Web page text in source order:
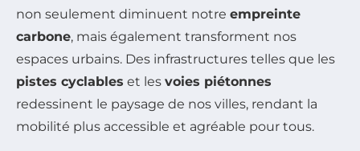
non seulement diminuent notre empreinte
carbone, mais également transforment nos
espaces urbains. Des infrastructures telles que les
pistes cyclables et les voies piétonnes
redessinent le paysage de nos villes, rendant la
mobilité plus accessible et agréable pour tous.